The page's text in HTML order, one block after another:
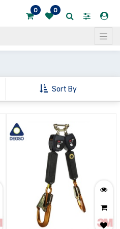
0 0
Sort By